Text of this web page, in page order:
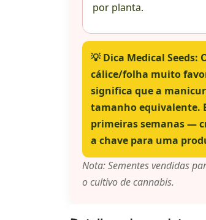
por planta.
💡Dica Medical Seeds:
cálice/folha muito
significa que a
tamanho equivalente.
primeiras semanas —
a chave para uma
Nota: Sementes vendidas
o cultivo de cannabis.